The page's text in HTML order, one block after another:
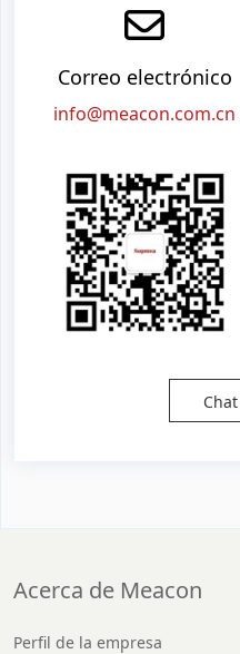
Correo electrónico
info@meacon.com.cn
Acerca de Meacon
Perfil de la empresa